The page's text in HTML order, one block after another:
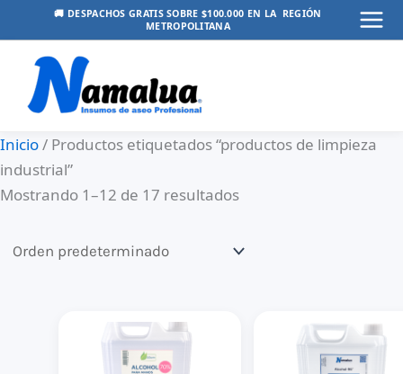
al
contenido
🚚 DESPACHOS GRATIS SOBRE $100.000 EN LA REGIÓN
METROPOLITANA
Inicio/ Productos etiquetados “productos de limpieza
industrial”
Mostrando 1–12 de 17 resultados